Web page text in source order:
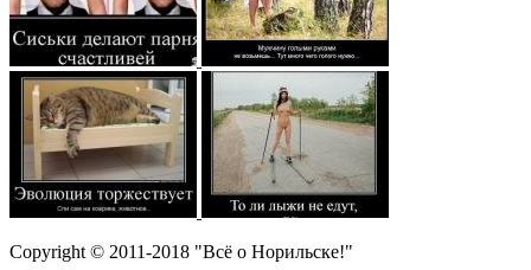
Copyright © 2011-2018 "Всё о Норильске!"